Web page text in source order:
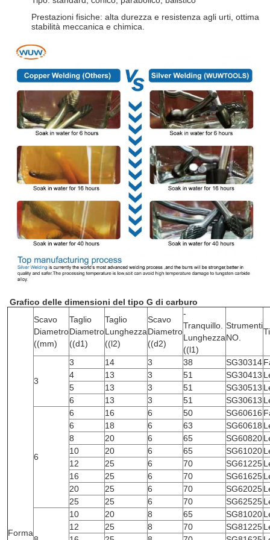
Prestazioni fisiche: alta durezza e resistenza agli urti, ottima
stabilità meccanica e chimica.
Grafico delle dimensioni del tipo G di carburo
Forma
Scavo
Diametro
((mm)
Taglio
Diametro
((d1)
Taglio
Lunghezza
((l2)
Scavo
Diametro
((d2)
-
Tranquillo.
Lunghezza
((l1)
Strumenti
NO.
3
3 14 3 38 SG30314
4
13 3 51 SG30413
5
13 3 51 SG30513
6
13 3 51 SG30613
6
6 16 6 50 SG60616
6
18 6 63 SG60618
8
20 6 65 SG60820
10
20 6 65 SG61020
12
25 6 70 SG61225
16
25 6 70 SG61625
20
25 6 70 SG62025
25
25 6 70 SG62525
10 20 8 65 SG81020
12
25 8 70 SG81225